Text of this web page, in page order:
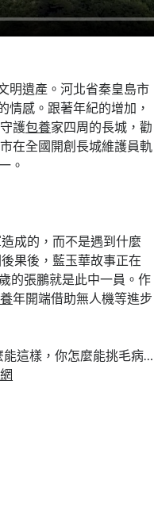
明遺產。河北省秦皇島市
情感。跟著年紀的增加，
護包養家四周的長城，勸
在全國開創長城維護員軌
。
成的，而不是遇到什麼
果後，藍玉華故事正在
的張鵬就是此中一員。作
年開端借助無人機等進步
能這樣，你怎麼能挑毛病…